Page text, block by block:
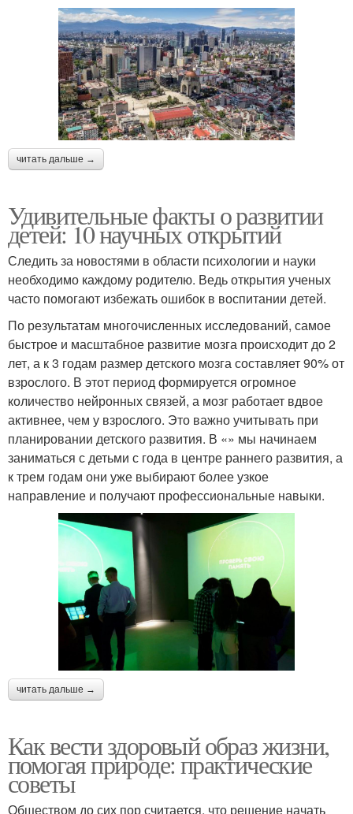
читать дальше →
Удивительные факты о развитии
детей: 10 научных открытий
Следить за новостями в области психологии и науки
необходимо каждому родителю. Ведь открытия ученых
часто помогают избежать ошибок в воспитании детей.
По результатам многочисленных исследований, самое
быстрое и масштабное развитие мозга происходит до 2
лет, а к 3 годам размер детского мозга составляет 90% от
взрослого. В этот период формируется огромное
количество нейронных связей, а мозг работает вдвое
активнее, чем у взрослого. Это важно учитывать при
планировании детского развития. В «» мы начинаем
заниматься с детьми с года в центре раннего развития, а
к трем годам они уже выбирают более узкое
направление и получают профессиональные навыки.
читать дальше →
Как вести здоровый образ жизни,
помогая природе: практические
советы
Обществом до сих пор считается, что решение начать